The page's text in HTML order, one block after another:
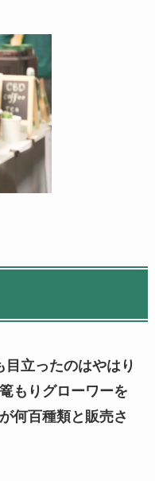
目立ったのはやはり
もりグローワーを
何百種類と販売さ